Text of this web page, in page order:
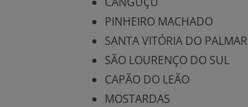
PINHEIRO MACHADO
SANTA VITÓRIA DO PALMAR
SÃO LOURENÇO DO SUL
CAPÃO DO LEÃO
MOSTARDAS